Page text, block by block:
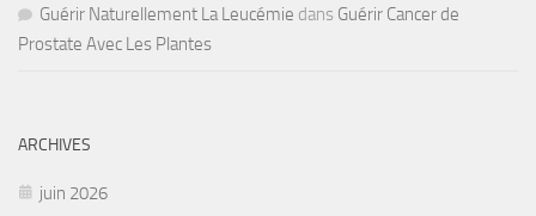
Guérir Naturellement La Leucémie dans Guérir Cancer de
Prostate Avec Les Plantes
ARCHIVES
juin 2026